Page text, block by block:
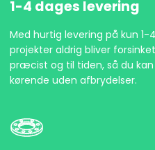
1-4 dages levering
Med hurtig levering på kun 1-
projekter aldrig bliver
præcist og til tiden, så du
kørende uden afbrydelser.